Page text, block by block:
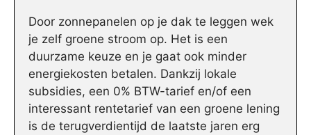
Door zonnepanelen op je dak te leggen wek
je zelf groene stroom op. Het is een
duurzame keuze en je gaat ook minder
energiekosten betalen. Dankzij lokale
subsidies, een 0% BTW-tarief en/of een
interessant rentetarief van een groene lening
is de terugverdientijd de laatste jaren erg